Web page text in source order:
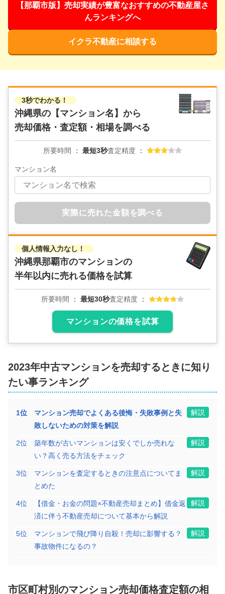
株式会社ミカタ不動産
3,200
階数:2階 専有面積:78㎡
ピタットハウス宜野湾店 大鏡建設株式会社
3,300 2025年7月
階数:5階
株式会社TOKINO
3,300万円
ウィングシャトー古波蔵公園前
株式会社TOKINO
2,400 2025年6月
ラフィーネ識名
階数: 階
SSNB株式会社
4,600 万円 2025年5月
階数:7階
株式会社センターマウンテン
6,800 万円
階数: 2階 専有面積:76㎡
【那覇市版】売却実績が豊富なおすすめの不動産屋さ
んランキングへ
イクラ不動産に相談する
3秒でわかる！
沖縄県の 【マンション名】から
売却価格・査定額・相場を調べる
所要時間 最短3秒査定精度
マンション名
実際に売れた金額を調べる
個人情報入力なし！
沖縄県那覇市のマンションの
半年以内に売れる価格を試算
所要時間 最短30秒査定精度
マンションの価格を試算
2023年中古マンションを売却するときに知り
たい事ランキング
1位
マンション売却でよくある後悔・失敗事例と失
敗しないための対策を解説
解説
2位
築年数が古いマンションは安くでしか売れな
い？高く売る方法をチェック
解説
3位
マンションを査定するときの注意点についてま
とめた
解説
4位
【借金・お金の問題×不動産売却まとめ】借金返
済に伴う不動産売却について基本から解説
解説
5位
マンションで飛び降り自殺！売却に影響する？
事故物件になるの？
解説
市区町村別のマンション売却価格査定額の相